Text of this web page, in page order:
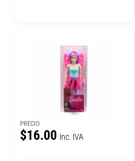
PRECIO
$16.00 Inc. IVA